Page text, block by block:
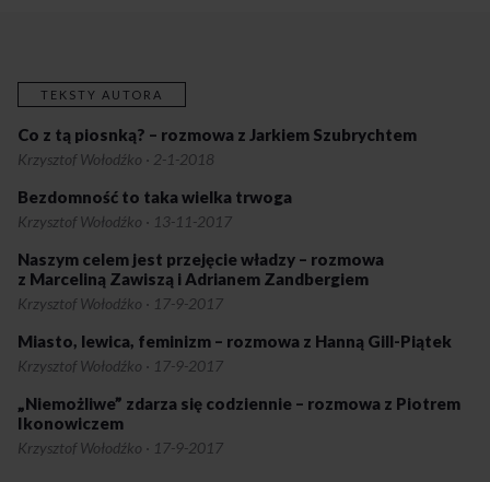
lecz dotyka nawet Europarlament, dla którego potrzeba głębokiej
refleksji nad ideą wspólnoty powinna być oczywista. Największy
kryzys Starego Kontynentu od czasu wojny jedynie polaryzuje
stanowiska, tworząc dwa coraz bardziej odległe bieguny opinii
europejskiej. „Gra o Europę” odbiega od tego schematu.
TEKSTY AUTORA
Co z tą piosnką? – rozmowa z Jarkiem Szubrychtem
Krzysztof Wołodźko · 2-1-2018
Bezdomność to taka wielka trwoga
Krzysztof Wołodźko · 13-11-2017
Naszym celem jest przejęcie władzy – rozmowa
z Marceliną Zawiszą i Adrianem Zandbergiem
Krzysztof Wołodźko · 17-9-2017
Miasto, lewica, feminizm – rozmowa z Hanną Gill-Piątek
Krzysztof Wołodźko · 17-9-2017
„Niemożliwe” zdarza się codziennie – rozmowa z Piotrem
Ikonowiczem
Krzysztof Wołodźko · 17-9-2017